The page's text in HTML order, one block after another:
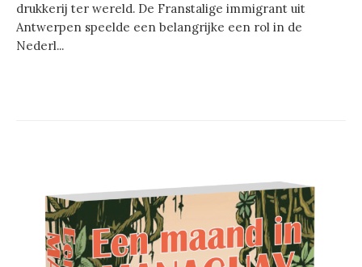
drukkerij ter wereld. De Franstalige immigrant uit
Antwerpen speelde een belangrijke een rol in de
Nederl...